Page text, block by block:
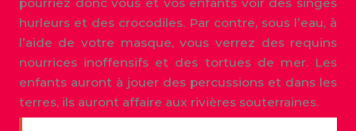
hurleurs et des crocodiles. Par contre, sous l’eau, à
l’aide de votre masque, vous verrez des requins
nourrices inoffensifs et des tortues de mer. Les
enfants auront à jouer des percussions et dans les
terres, ils auront affaire aux rivières souterraines.